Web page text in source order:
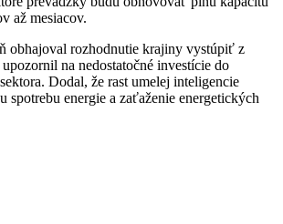
až mesiacov.
obhajoval rozhodnutie krajiny vystúpiť z
na nedostatočné investície do
Dodal, že rast umelej inteligencie
spotrebu energie a zaťaženie energetických